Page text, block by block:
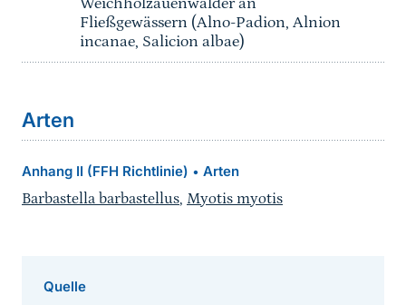
Weichholzauenwälder an
Fließgewässern (Alno-Padion, Alnion
incanae, Salicion albae)
Arten
Anhang II (FFH Richtlinie) • Arten
Barbastella barbastellus, Myotis myotis
Quelle